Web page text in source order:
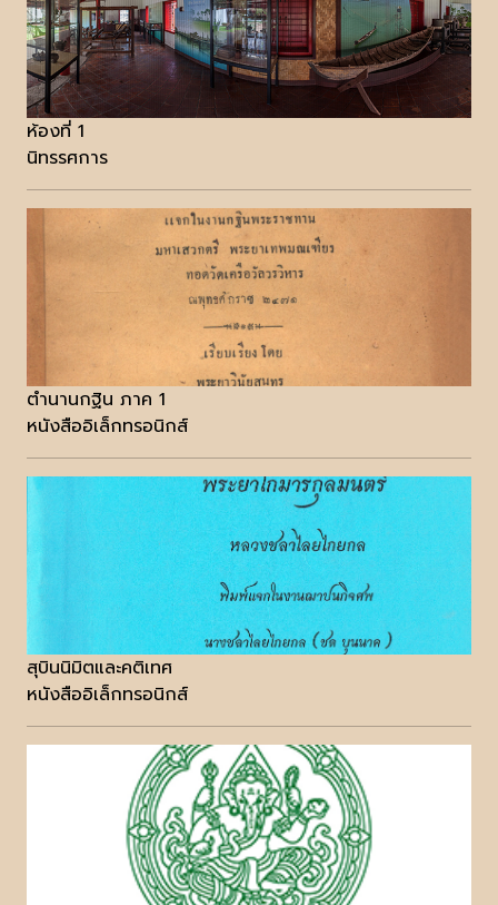
ห้องที่ 1
นิทรรศการ
ตำนานกฐิน ภาค 1
หนังสืออิเล็กทรอนิกส์
สุบินนิมิตและคติเทศ
หนังสืออิเล็กทรอนิกส์